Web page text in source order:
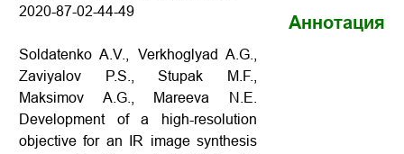
2020-87-02-44-49
Soldatenko A.V., Verkhoglyad A.G.,
Zaviyalov P.S., Stupak M.F.,
Maksimov A.G., Mareeva N.E.
Development of a high-resolution
objective for an IR image synthesis
Аннотация